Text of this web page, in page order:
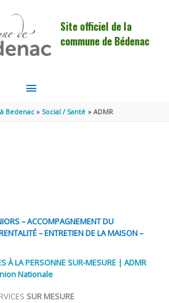
Site officiel de la
commune de Bédenac
MENU
PRINCIPAL
Bedenac Social / Santé ADMR
– ACCOMPAGNEMENT DU
– ENTRETIEN DE LA MAISON –
À LA PERSONNE SUR-MESURE | ADMR
Nationale
SUR MESURE